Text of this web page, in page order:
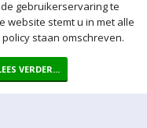
gebruikerservaring te
website stemt u in met alle
staan omschreven.
VERDER...